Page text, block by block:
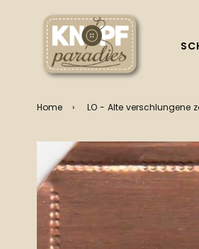
Home › LO - Alte verschlungene